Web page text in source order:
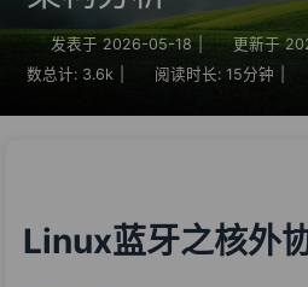
发表于 2026-05-18 | 更新于
数总计: 3.6k 阅读时长: 15分钟
Linux蓝牙之核外